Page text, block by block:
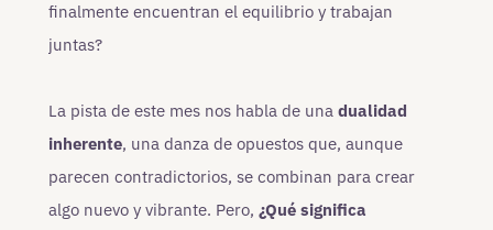
finalmente encuentran el equilibrio y trabajan
juntas?
La pista de este mes nos habla de una dualidad
inherente, una danza de opuestos que, aunque
parecen contradictorios, se combinan para crear
algo nuevo y vibrante. Pero, ¿Qué significa